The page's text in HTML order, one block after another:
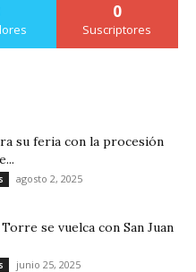
0
Suscriptores
su feria con la procesión
agosto 2, 2025
se vuelca con San Juan
junio 25, 2025